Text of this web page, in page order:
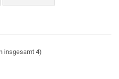
insgesamt4)